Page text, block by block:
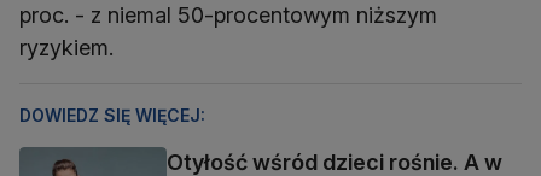
proc. - z niemal 50-procentowym niższym
ryzykiem.
DOWIEDZ SIĘ WIĘCEJ:
Otyłość wśród dzieci rośnie. A w